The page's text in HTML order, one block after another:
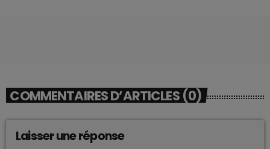
COMMENTAIRES D’ARTICLES (0)
Laisser une réponse